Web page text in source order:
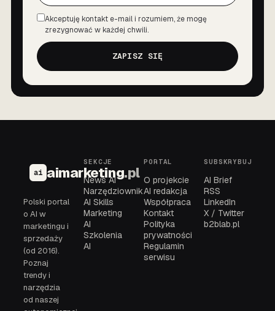
Zgoda
Akceptuję kontakt e-mail i rozumiem, że mogę
zrezygnować w każdej chwili.
ZAPISZ SIĘ
ai aimarketing.pl
Polski portal
o AI w
marketingu i
sprzedaży
(od 2016).
Poznaj
trendy i
narzędzia
od naszej
SEKCJE
News AI
Narzędziownik
AI Skills
Marketing
AI
Szkolenia
AI
PORTAL
O projekcie
AI redakcja
Współpraca
Kontakt
Polityka
prywatności
Regulamin
serwisu
SUBSKRYBUJ
AI Brief
RSS
LinkedIn
X / Twitter
b2blab.pl